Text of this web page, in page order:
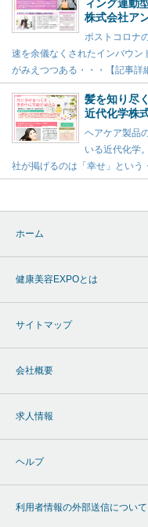
ィング連動
株式会社ア
ポストコロナ
速を余儀なくされたインバウン
がみえつつある・・・【記事詳
髪を知り尽
近代化学株
ヘアケア製品
いる近代化学
社が掲げるのは「幸せ」という
ホーム
健康美容EXPOとは
サイトマップ
会社概要
求人情報
ヘルプ
利用者情報の外部送信について